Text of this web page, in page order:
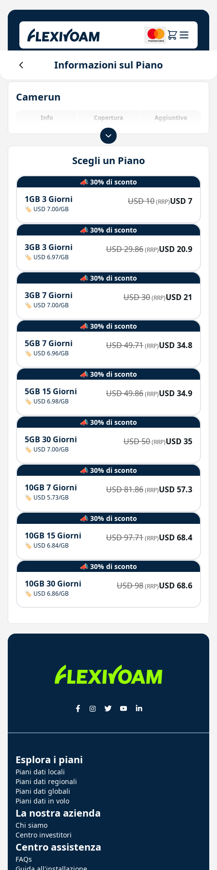
Esplora piani
Centro investitori
Per i brand
Login
Informazioni sul Piano
Camerun
Info Copertura Aggiuntivo
Scegli un Piano
📣 30% di sconto
1GB 3 Giorni
🏷️ USD 7.00/GB
USD10(RRP)USD 7
📣 30% di sconto
3GB 3 Giorni
🏷️ USD 6.97/GB
USD29.86(RRP)USD 20.9
📣 30% di sconto
3GB 7 Giorni
🏷️ USD 7.00/GB
USD30(RRP)USD 21
📣 30% di sconto
5GB 7 Giorni
🏷️ USD 6.96/GB
USD49.71(RRP)USD 34.8
📣 30% di sconto
5GB 15 Giorni
🏷️ USD 6.98/GB
USD49.86(RRP)USD 34.9
📣 30% di sconto
5GB 30 Giorni
🏷️ USD 7.00/GB
USD50(RRP)USD 35
📣 30% di sconto
10GB 7 Giorni
🏷️ USD 5.73/GB
USD81.86(RRP)USD 57.3
📣 30% di sconto
10GB 15 Giorni
🏷️ USD 6.84/GB
USD97.71(RRP)USD 68.4
📣 30% di sconto
10GB 30 Giorni
🏷️ USD 6.86/GB
USD98(RRP)USD 68.6
Esplora i piani
Piani dati locali
Piani dati regionali
Piani dati globali
Piani dati in volo
La nostra azienda
Chi siamo
Centro investitori
Centro assistenza
FAQs